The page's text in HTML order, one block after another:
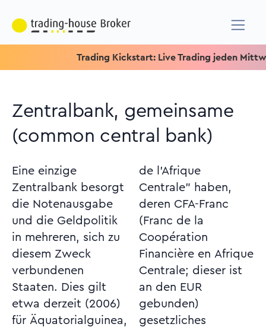
Trading Kickstart: Live Trading jeden Mittwoch
Zentralbank, gemeinsame
(common central bank)
Eine einzige
Zentralbank besorgt
die Notenausgabe
und die Geldpolitik
in mehreren, sich zu
diesem Zweck
verbundenen
Staaten. Dies gilt
etwa derzeit (2006)
für Äquatorialguinea,
de l'Afrique
Centrale" haben,
deren CFA-Franc
(Franc de la
Coopération
Financière en Afrique
Centrale; dieser ist
an den EUR
gebunden)
gesetzliches